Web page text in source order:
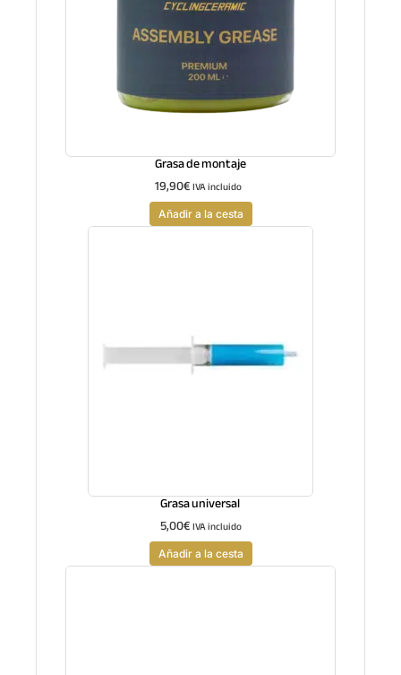
Grasa de montaje
19,90€IVA incluido
Añadir a la cesta
Grasa universal
5,00€IVA incluido
Añadir a la cesta